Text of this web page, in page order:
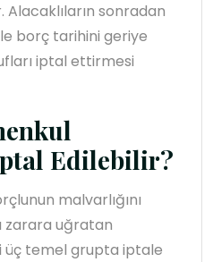
sonradan
borç tarihini geriye
iptal ettirmesi
Edilebilir?
malvarlığını
zarara uğratan
üç temel grupta iptale